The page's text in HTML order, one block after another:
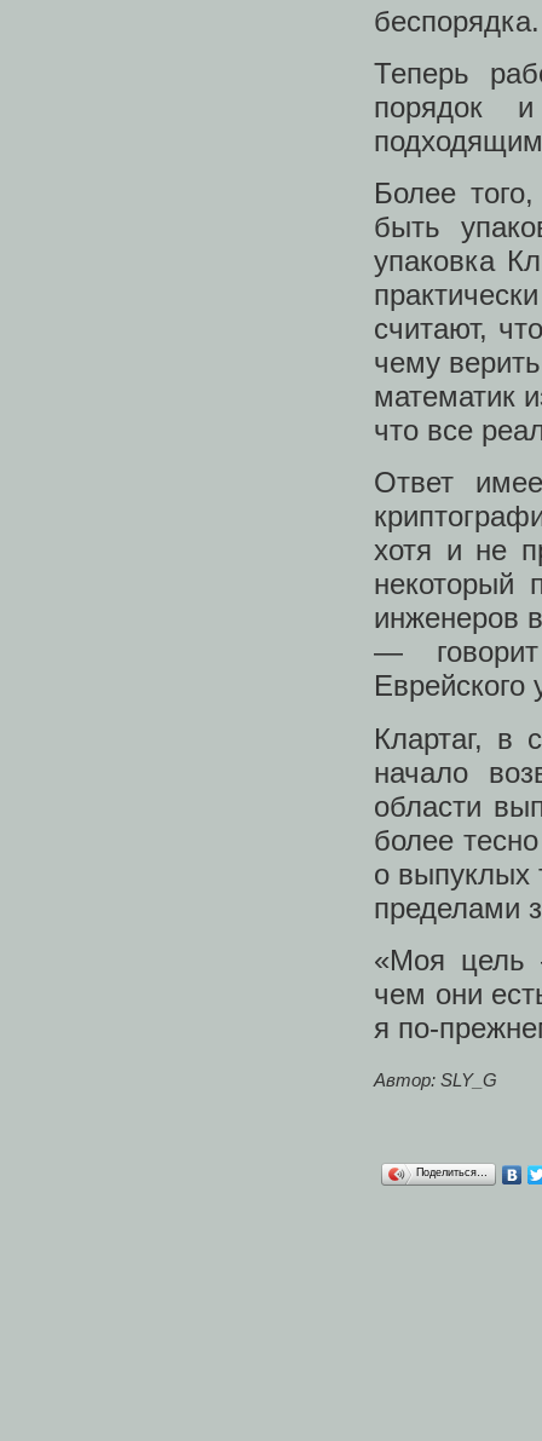
беспорядка.
Теперь
порядок
Более
быть
упаковка
считают,
чему
математик
что все
Ответ
хотя и не
некоторый
инженеров
—
Еврейского
Клартаг, в
начало
области
более
о выпуклых
пределами
«Моя цель
чем они
я по-
Автор: SLY_G
Поделиться…